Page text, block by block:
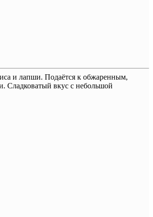
и лапши. Подаётся к обжаренным,
Сладковатый вкус с небольшой